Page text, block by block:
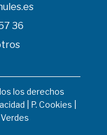
36
los derechos
P. Cookies